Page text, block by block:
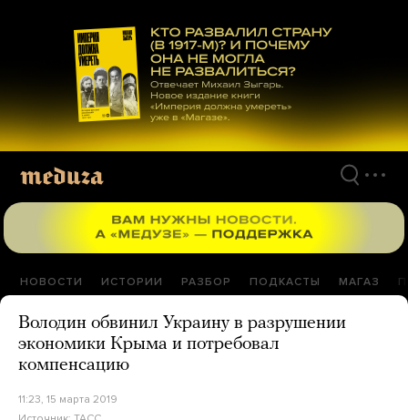
материалам
НОВОСТИ ИСТОРИИ РАЗБОР ПОДКАСТЫ МАГАЗ
Володин обвинил Украину в разрушении
экономики Крыма и потребовал
компенсацию
11:23, 15 марта 2019